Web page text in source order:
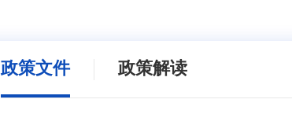
政策文件 政策解读